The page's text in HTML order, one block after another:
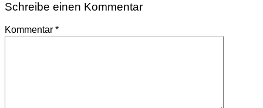
Schreibe einen Kommentar
Kommentar *